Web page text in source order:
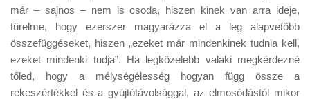
Tanácsok
Érdekességek
Helyszíni Riport
E-BB
már – sajnos – nem is csoda, hiszen kinek van arra ideje,
türelme, hogy ezerszer magyarázza el a leg alapvetőbb
összefüggéseket, hiszen „ezeket már mindenkinek tudnia kell,
ezeket mindenki tudja”. Ha legközelebb valaki megkérdezné
tőled, hogy a mélységélesség hogyan függ össze a
rekeszértékkel és a gyújtótávolsággal, az elmosódástól mikor